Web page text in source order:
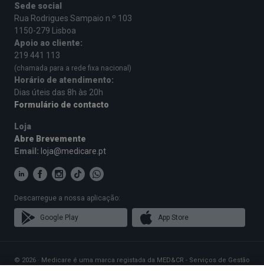
Sede social
Rua Rodrigues Sampaio n.º 103
1150-279 Lisboa
Apoio ao cliente:
219 441 113
(chamada para a rede fixa nacional)
Horário de atendimento:
Dias úteis das 8h às 20h
Formulário de contacto
Loja
Abre Brevemente
Email: loja@medicare.pt
Descarregue a nossa aplicação:
Google Play App Store
© 2026 · Medicare é uma marca registada da MED&CR - Serviços de Gestão